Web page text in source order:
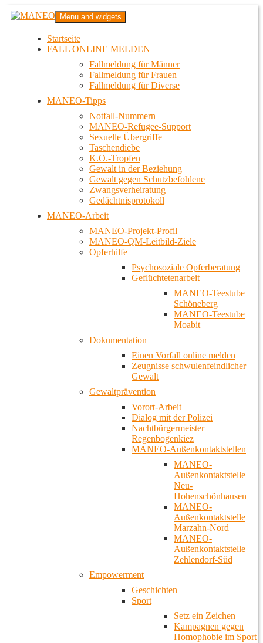
Zum
InhaltMANEO
Das schwule Anti-Gewalt-Projekt in Berlin
Menu and widgets
Startseite
FALL ONLINE MELDEN
Fallmeldung für Männer
Fallmeldung für Frauen
Fallmeldung für Diverse
MANEO-Tipps
Notfall-Nummern
MANEO-Refugee-Support
Sexuelle Übergriffe
Taschendiebe
K.O.-Tropfen
Gewalt in der Beziehung
Gewalt gegen Schutzbefohlene
Zwangsverheiratung
Gedächtnisprotokoll
MANEO-Arbeit
MANEO-Projekt-Profil
MANEO-QM-Leitbild-Ziele
Opferhilfe
Psychosoziale Opferberatung
Geflüchtetenarbeit
MANEO-Teestube
Schöneberg
MANEO-Teestube
Moabit
Dokumentation
Einen Vorfall online melden
Zeugnisse schwulenfeindlicher
Gewalt
Gewaltprävention
Vorort-Arbeit
Dialog mit der Polizei
Nachtbürgermeister
Regenbogenkiez
MANEO-Außenkontaktstellen
MANEO-
Außenkontaktstelle
Neu-
Hohenschönhausen
MANEO-
Außenkontaktstelle
Marzahn-Nord
MANEO-
Außenkontaktstelle
Zehlendorf-Süd
Empowerment
Geschichten
Sport
Setz ein Zeichen
Kampagnen gegen
Homophobie im Sport